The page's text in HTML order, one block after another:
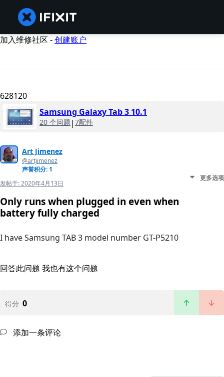
加入维修社区 -创建账户
628120
Samsung Galaxy Tab 3 10.1
20 个问题 | 7配件
Art Jimenez
@artjimenez
声誉积分: 1
发帖于:2020年4月13日
更多选项
Only runs when plugged in even when
battery fully charged
I have Samsung TAB 3 model number GT-P5210
回答此问题 我也有这个问题
得分 0
添加一条评论